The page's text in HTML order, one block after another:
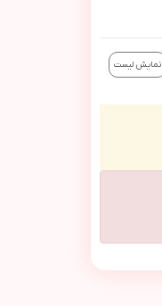
نمایش لیست